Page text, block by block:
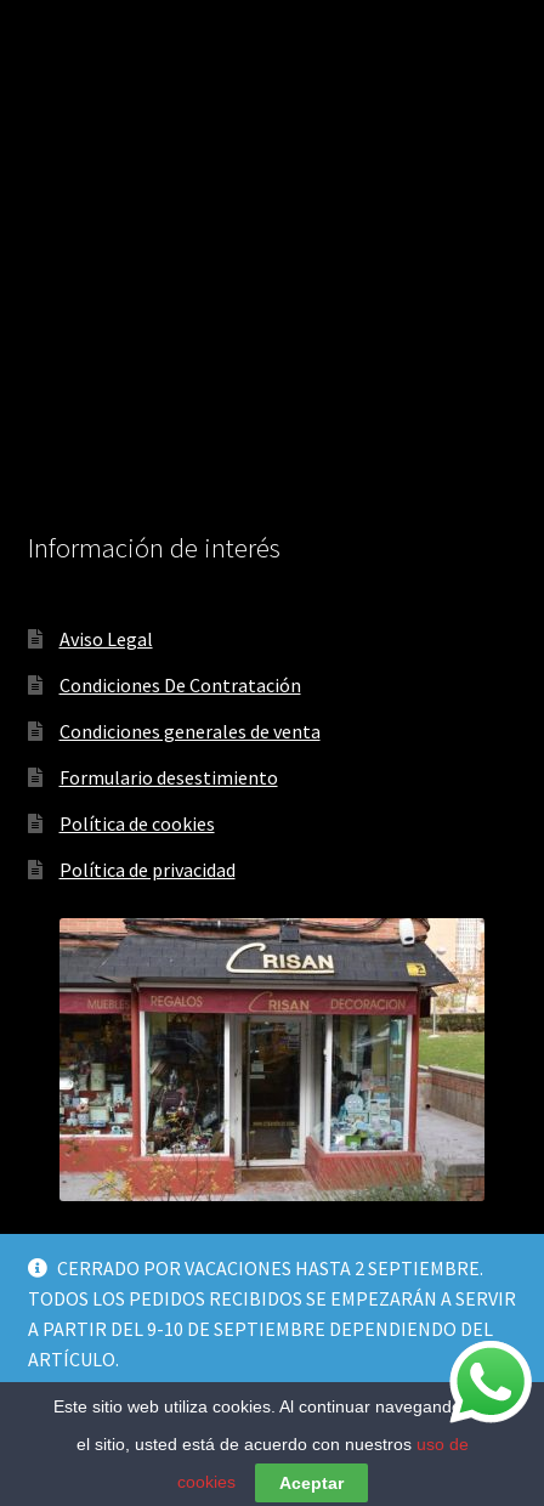
CERRADO POR VACACIONES HASTA 2 SEPTIEMBRE.
TODOS LOS PEDIDOS RECIBIDOS SE EMPEZARÁN A SERVIR
A PARTIR DEL 9-10 DE SEPTIEMBRE DEPENDIENDO DEL
ARTÍCULO.
Descartar
Información de interés
Aviso Legal
Condiciones De Contratación
Condiciones generales de venta
Formulario desestimiento
Política de cookies
Política de privacidad
© Crisan Decor 2026
Política de privacidad
0
Este sitio web utiliza cookies. Al continuar navegando por
el sitio, usted está de acuerdo con nuestros uso de
cookies
Aceptar